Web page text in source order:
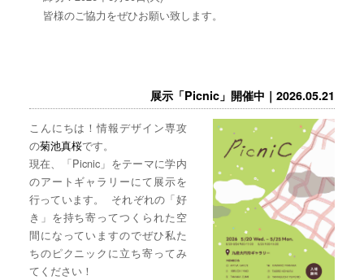
皆様のご協力をぜひお願い致します。
展示「Picnic」開催中｜2026.05.21
こんにちは！情報デザイン専攻
の菊池真桜です。
現在、「Picnic」をテーマに学内
のアートギャラリーにて展示を
行っています。 それぞれの「好
き」を持ち寄ってつくられた空
間になっていますのでぜひ私た
ちのピクニックに立ち寄ってみ
てください！